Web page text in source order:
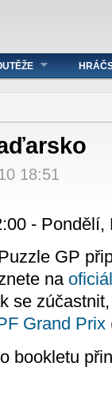
18:51
- Pondělí,
GP
na
se
Grand Prix
bookletu